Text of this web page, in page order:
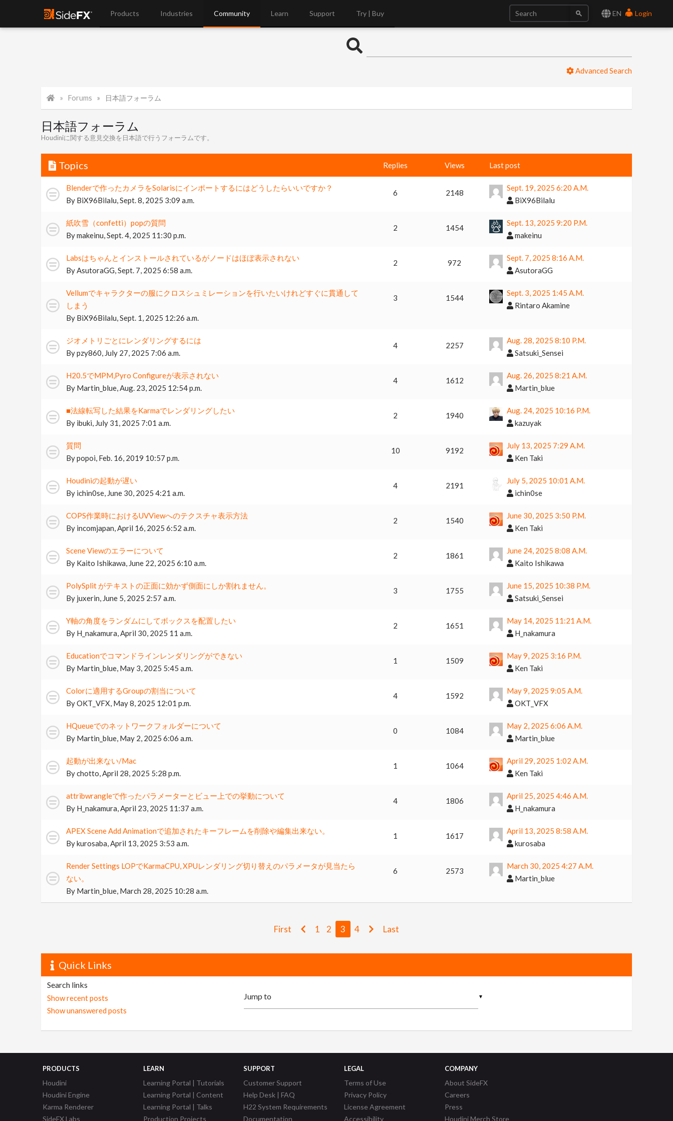
EN Login
Products Industries Community Learn Support Try | Buy
Advanced Search
Forums 日本語フォーラム
日本語フォーラム
Houdiniに関する意見交換を日本語で行うフォーラムです。
Topics Replies Views Last post
Blenderで作ったカメラをSolarisにインポートするにはどうしたらいいですか？
By BiX96Bilalu,Sept. 8, 2025 3:09 a.m.
6 2148
Sept. 19, 2025 6:20 A.m.
BiX96Bilalu
紙吹雪（confetti）popの質問
Bymakeinu,Sept. 4, 2025 11:30 p.m.
2 1454
Sept. 13, 2025 9:20 P.m.
makeinu
Labsはちゃんとインストールされているがノードはほぼ表示されない
ByAsutoraGG,Sept. 7, 2025 6:58 a.m.
2 972
Sept. 7, 2025 8:16 A.m.
AsutoraGG
Vellumでキャラクターの服にクロスシュミレーションを行いたいけれどすぐに貫通して
しまう
By BiX96Bilalu,Sept. 1, 2025 12:26 a.m.
3 1544
Sept. 3, 2025 1:45 A.m.
Rintaro Akamine
ジオメトリごとにレンダリングするには
Bypzy860, July 27, 2025 7:06 a.m.
4 2257
Aug. 28, 2025 8:10 P.m.
Satsuki_Sensei
H20.5でMPM,Pyro Configureが表示されない
By Martin_blue,Aug. 23, 2025 12:54 p.m.
4 1612
Aug. 26, 2025 8:21 A.m.
Martin_blue
■法線転写した結果をKarmaでレンダリングしたい
By ibuki, July 31, 2025 7:01 a.m.
2 1940
Aug. 24, 2025 10:16 P.m.
kazuyak
質問
Bypopoi, Feb. 16, 2019 10:57 p.m.
10 9192
July 13, 2025 7:29 A.m.
Ken Taki
Houdiniの起動が遅い
By ichin0se, June 30, 2025 4:21 a.m.
4 2191
July 5, 2025 10:01 A.m.
ichin0se
COPS作業時におけるUVViewへのテクスチャ表示方法
By incomjapan,April 16, 2025 6:52 a.m.
2 1540
June 30, 2025 3:50 P.m.
Ken Taki
Scene Viewのエラーについて
By Kaito Ishikawa, June 22, 2025 6:10 a.m.
2 1861
June 24, 2025 8:08 A.m.
Kaito Ishikawa
PolySplit がテキストの正面に効かず側面にしか割れません。
By juxerin, June 5, 2025 2:57 a.m.
3 1755
June 15, 2025 10:38 P.m.
Satsuki_Sensei
Y軸の角度をランダムにしてボックスを配置したい
By H_nakamura,April 30, 2025 11 a.m.
2 1651
May 14, 2025 11:21 A.m.
H_nakamura
Educationでコマンドラインレンダリングができない
By Martin_blue, May 3, 2025 5:45 a.m.
1 1509
May 9, 2025 3:16 P.m.
Ken Taki
Colorに適用するGroupの割当について
ByOKT_VFX, May 8, 2025 12:01 p.m.
4 1592
May 9, 2025 9:05 A.m.
OKT_VFX
HQueueでのネットワークフォルダーについて
By Martin_blue, May 2, 2025 6:06 a.m.
0 1084
May 2, 2025 6:06 A.m.
Martin_blue
起動が出来ない/Mac
Bychotto,April 28, 2025 5:28 p.m.
1 1064
April 29, 2025 1:02 A.m.
Ken Taki
attribwrangleで作ったパラメーターとビュー上での挙動について
By H_nakamura,April 23, 2025 11:37 a.m.
4 1806
April 25, 2025 4:46 A.m.
H_nakamura
APEX Scene Add Animationで追加されたキーフレームを削除や編集出来ない。
Bykurosaba,April 13, 2025 3:53 a.m.
1 1617
April 13, 2025 8:58 A.m.
kurosaba
Render Settings LOPでKarmaCPU, XPUレンダリング切り替えのパラメータが見当たら
ない。
By Martin_blue, March 28, 2025 10:28 a.m.
6 2573
March 30, 2025 4:27 A.m.
Martin_blue
First 1 2 3 4 Last
Quick Links
Search links
Show recent posts
Show unanswered posts
▼
PRODUCTS
Houdini
Houdini Engine
Karma Renderer
SideFX Labs
LEARN
Learning Portal | Tutorials
Learning Portal | Content
Learning Portal | Talks
Production Projects
SUPPORT
Customer Support
Help Desk | FAQ
H22 System Requirements
Documentation
LEGAL
Terms of Use
Privacy Policy
License Agreement
Accessibility
COMPANY
About SideFX
Careers
Press
Houdini Merch Store